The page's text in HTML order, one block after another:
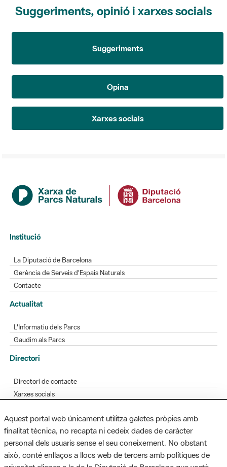
Suggeriments, opinió i xarxes socials
Suggeriments
Opina
Xarxes socials
Institució
La Diputació de Barcelona
Gerència de Serveis d'Espais Naturals
Contacte
Actualitat
L'Informatiu dels Parcs
Gaudim als Parcs
Directori
Directori de contacte
Xarxes socials
Bústia de suggeriments
Opineu sobre els parcs
Aquest portal web únicament utilitza galetes pròpies amb
finalitat tècnica, no recapta ni cedeix dades de caràcter
personal dels usuaris sense el seu coneixement. No obstant
això, conté enllaços a llocs web de tercers amb polítiques de